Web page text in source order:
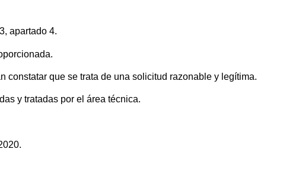
apartado 4.
constatar que se trata de una solicitud razonable y legítima.
y tratadas por el área técnica.